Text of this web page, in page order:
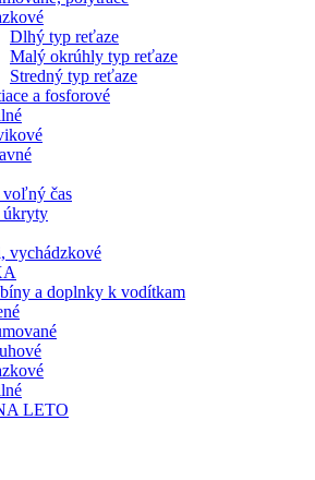
Dlhý typ reťaze
Malý okrúhly typ reťaze
Stredný typ reťaze
a fosforové
voľný čas
úkryty
vychádzkové
a doplnky k vodítkam
LETO